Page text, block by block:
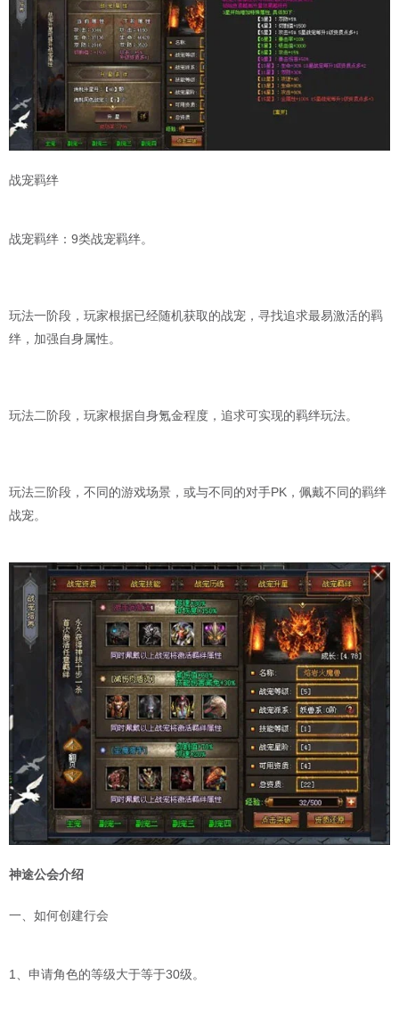
战宠羁绊
战宠羁绊：9类战宠羁绊。
玩法一阶段，玩家根据已经随机获取的战宠，寻找追求最易激活的羁
绊，加强自身属性。
玩法二阶段，玩家根据自身氪金程度，追求可实现的羁绊玩法。
玩法三阶段，不同的游戏场景，或与不同的对手PK，佩戴不同的羁绊
战宠。
神途公会介绍
一、如何创建行会
1、申请角色的等级大于等于30级。